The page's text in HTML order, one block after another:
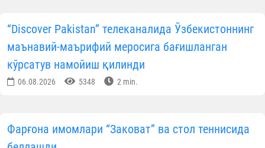
“Discover Pakistan” телеканалида Ўзбекистоннинг
маънавий-маърифий меросига бағишланган
кўрсатув намойиш қилинди
06.08.2026 5348 2 min.
Фарғона имомлари “Заковат” ва стол теннисида